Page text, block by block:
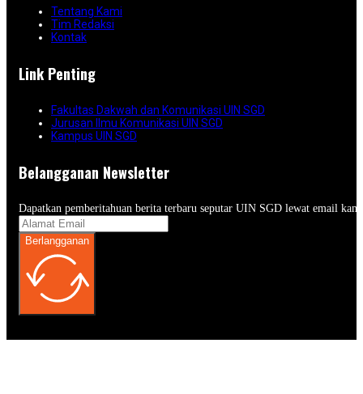
Tentang Kami
Tim Redaksi
Kontak
Link Penting
Fakultas Dakwah dan Komunikasi UIN SGD
Jurusan Ilmu Komunikasi UIN SGD
Kampus UIN SGD
Belangganan Newsletter
Dapatkan pemberitahuan berita terbaru seputar UIN SGD lewat email
Berlangganan